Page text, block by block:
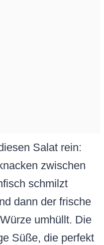
Salat rein:
zwischen
schmilzt
dann der frische
umhüllt. Die
Süße, die perfekt